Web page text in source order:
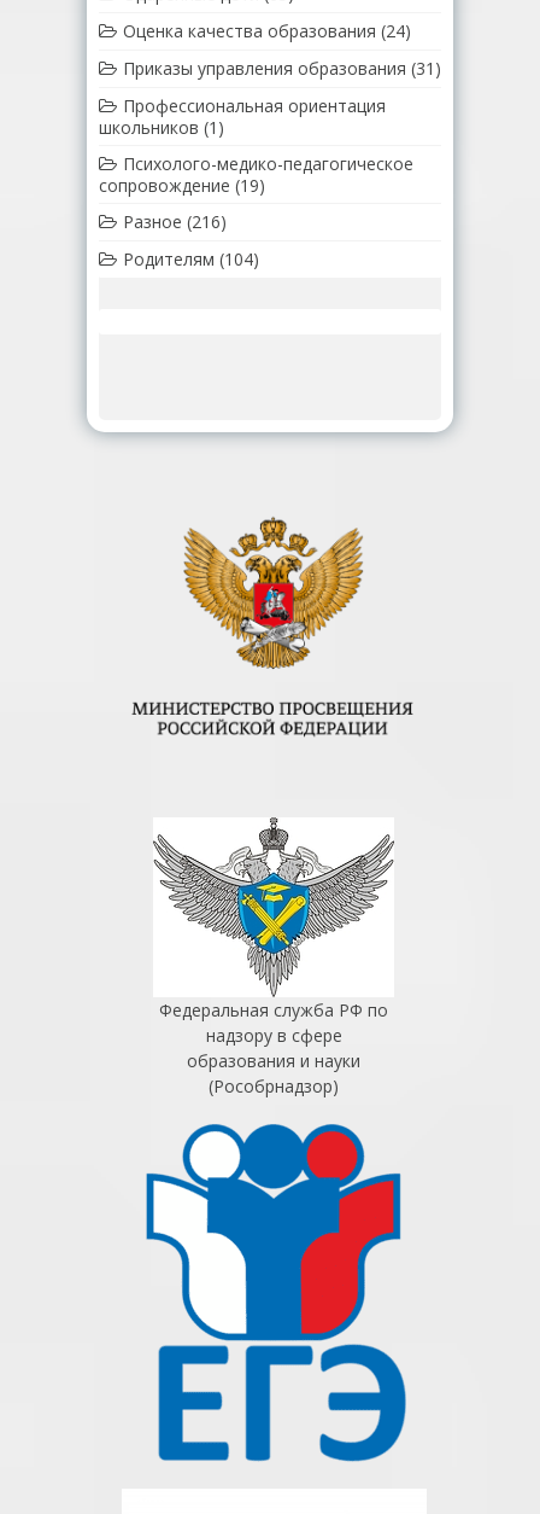
Оценка качества образования (24)
Приказы управления образования (31)
Профессиональная ориентация
школьников (1)
Психолого-медико-педагогическое
сопровождение (19)
Разное (216)
Родителям (104)
Федеральная служба РФ по
надзору в сфере
образования и науки
(Рособрнадзор)